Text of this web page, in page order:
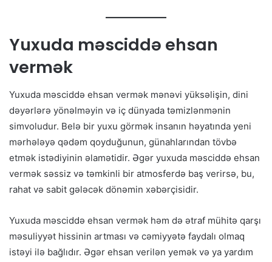
Yuxuda məsciddə ehsan
vermək
Yuxuda məsciddə ehsan vermək mənəvi yüksəlişin, dini
dəyərlərə yönəlməyin və iç dünyada təmizlənmənin
simvoludur. Belə bir yuxu görmək insanın həyatında yeni
mərhələyə qədəm qoyduğunun, günahlarından tövbə
etmək istədiyinin əlamətidir. Əgər yuxuda məsciddə ehsan
vermək səssiz və təmkinli bir atmosferdə baş verirsə, bu,
rahat və sabit gələcək dönəmin xəbərçisidir.
Yuxuda məsciddə ehsan vermək həm də ətraf mühitə qarşı
məsuliyyət hissinin artması və cəmiyyətə faydalı olmaq
istəyi ilə bağlıdır. Əgər ehsan verilən yemək və ya yardım